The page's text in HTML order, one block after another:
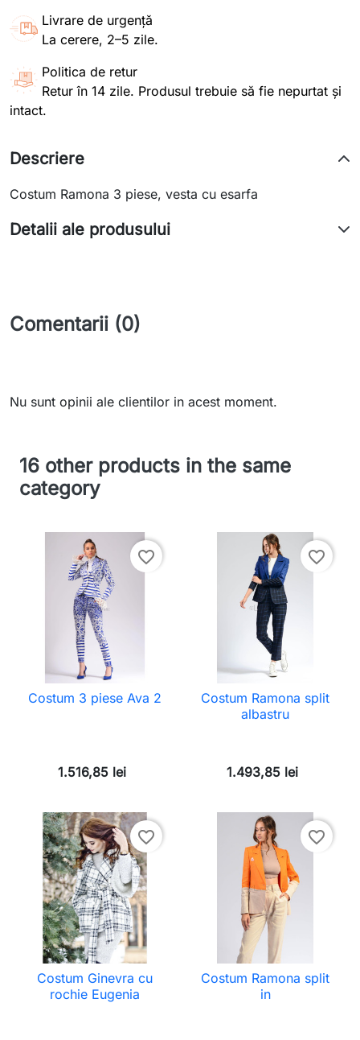
Livrare de urgență
La cerere, 2–5 zile.
Politica de retur
Retur în 14 zile. Produsul trebuie să fie nepurtat și
intact.
Descriere
Costum Ramona 3 piese, vesta cu esarfa
Detalii ale produsului
Comentarii (0)
Nu sunt opinii ale clientilor in acest moment.
16 other products in the same
category
favorite_border
Costum 3 piese Ava 2
1.516,85 lei
favorite_border
Costum Ramona split
albastru
1.493,85 lei
favorite_border
Costum Ginevra cu
rochie Eugenia
favorite_border
Costum Ramona split
in